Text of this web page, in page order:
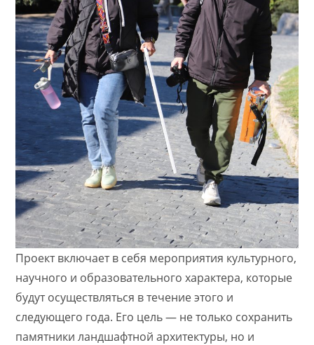
Проект включает в себя мероприятия культурного,
научного и образовательного характера, которые
будут осуществляться в течение этого и
следующего года. Его цель — не только сохранить
памятники ландшафтной архитектуры, но и